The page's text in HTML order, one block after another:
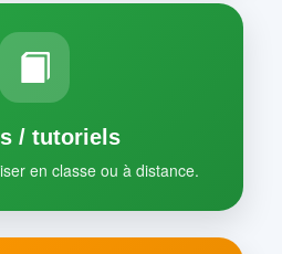
/ tutoriels
en classe ou à distance.